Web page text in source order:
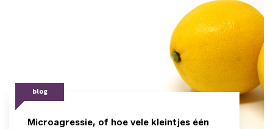
blog
Microagressie, of hoe vele kleintjes één